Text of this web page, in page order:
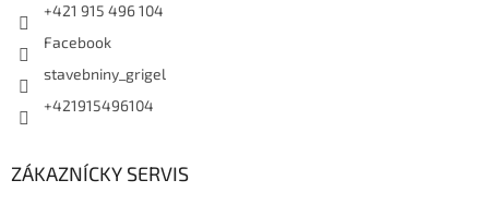
+421 915 496 104
Facebook
stavebniny_grigel
+421915496104
ZÁKAZNÍCKY SERVIS